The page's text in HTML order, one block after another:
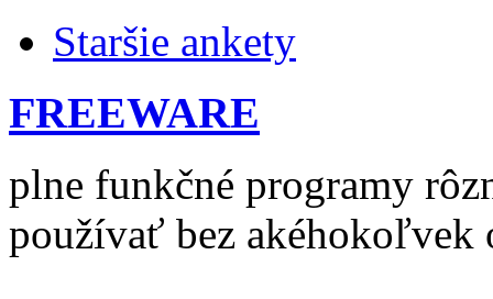
Staršie ankety
FREEWARE
plne funkčné programy
používať bez akéhokoľvek